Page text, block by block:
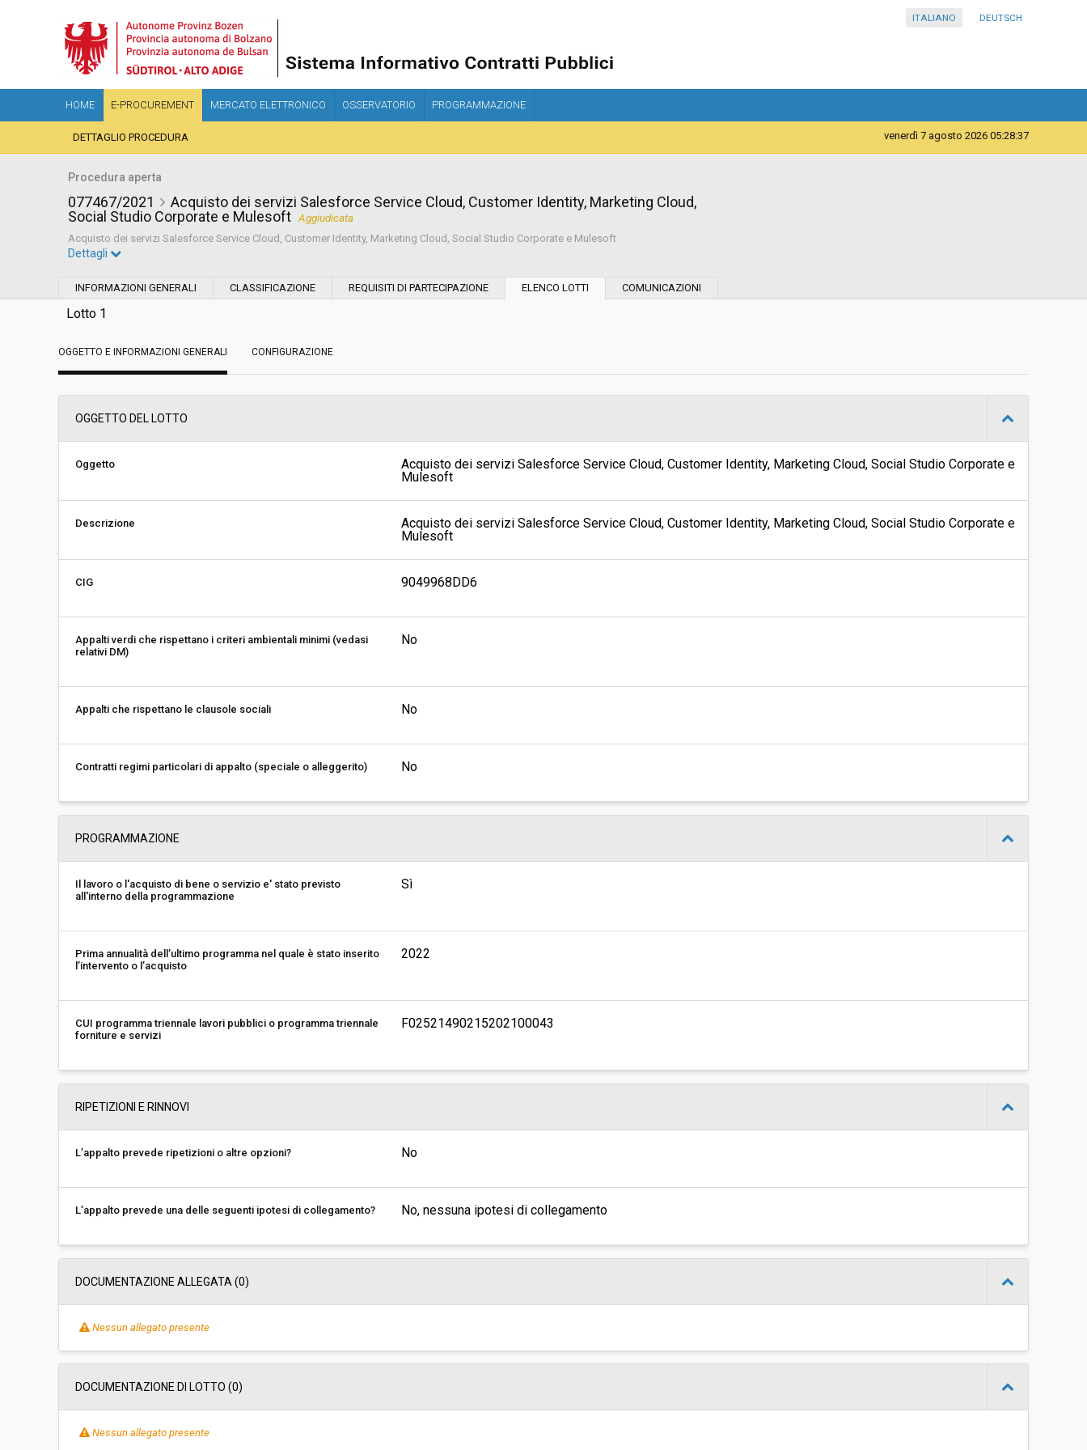
ITALIANO DEUTSCH
HOME E-PROCUREMENT MERCATO ELETTRONICO OSSERVATORIO PROGRAMMAZIONE
DETTAGLIO PROCEDURA venerdì 7 agosto 2026 05:28:37
Procedura aperta
077467/2021
Acquisto dei servizi Salesforce Service Cloud, Customer Identity, Marketing Cloud,
Social Studio Corporate e Mulesoft Aggiudicata
Acquisto dei servizi Salesforce Service Cloud, Customer Identity, Marketing Cloud, Social Studio Corporate e Mulesoft
Tipo di contratto:
Servizi sociali: No
Scelta del contraente: Procedura aperta Svolgimento: Gara in busta chiusa
Dettagli
INFORMAZIONI GENERALI CLASSIFICAZIONE REQUISITI DI PARTECIPAZIONE ELENCO LOTTI COMUNICAZIONI
Lotto 1
OGGETTO E INFORMAZIONI GENERALI CONFIGURAZIONE
OGGETTO DEL LOTTO
Oggetto
Acquisto dei servizi Salesforce Service Cloud, Customer Identity, Marketing Cloud, Social Studio Corporate e
Mulesoft
Descrizione
Acquisto dei servizi Salesforce Service Cloud, Customer Identity, Marketing Cloud, Social Studio Corporate e
Mulesoft
CIG 9049968DD6
Appalti verdi che rispettano i criteri ambientali minimi (vedasi
relativi DM)
No
Appalti che rispettano le clausole sociali No
Contratti regimi particolari di appalto (speciale o alleggerito) No
PROGRAMMAZIONE
Il lavoro o l'acquisto di bene o servizio e' stato previsto
all'interno della programmazione
Sì
Prima annualità dell’ultimo programma nel quale è stato inserito
l’intervento o l’acquisto
2022
CUI programma triennale lavori pubblici o programma triennale
forniture e servizi
F02521490215202100043
RIPETIZIONI E RINNOVI
L’appalto prevede ripetizioni o altre opzioni? No
L’appalto prevede una delle seguenti ipotesi di collegamento? No, nessuna ipotesi di collegamento
DOCUMENTAZIONE ALLEGATA (0)
Nessun allegato presente
DOCUMENTAZIONE DI LOTTO (0)
Nessun allegato presente